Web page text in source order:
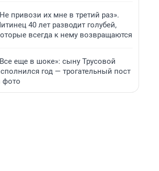
привози их мне в третий раз».
40 лет разводит голубей,
всегда к нему возвращаются
еще в шоке»: сыну Трусовой
год — трогательный пост
фото